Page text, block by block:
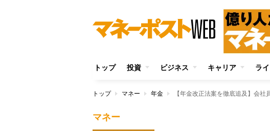
トップ 投資 ビジネス キャリア ラ
トップ マネー 年金
マネー